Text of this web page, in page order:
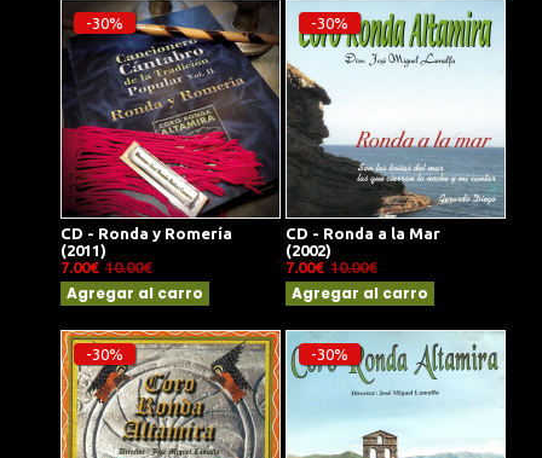
-30%
CD - Ronda y Romería
(2011)
7.00€ 10.00€
Agregar al carro
-30%
CD - Ronda a la Mar
(2002)
7.00€ 10.00€
Agregar al carro
-30% -30%